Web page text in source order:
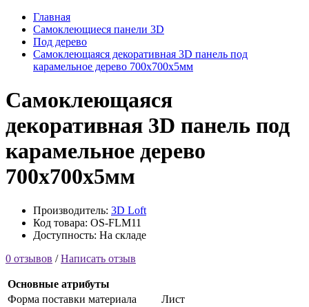
Главная
Самоклеющиеся панели 3D
Под дерево
Самоклеющаяся декоративная 3D панель под
карамельное дерево 700x700x5мм
Самоклеющаяся
декоративная 3D панель под
карамельное дерево
700x700x5мм
Производитель: 3D Loft
Код товара: OS-FLM11
Доступность: На складе
0 отзывов /Написать отзыв
Основные атрибуты
Форма поставки материала
Лист